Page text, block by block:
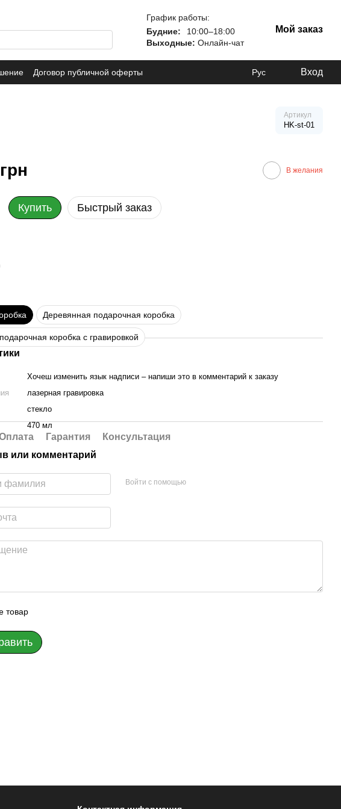
График работы:
Будние:
10:00–18:00
Выходные: Онлайн-чат
Мой заказ
Договор публичной оферты Рус Вход
Артикул
HK-st-01
В желания
Купить Быстрый заказ
Деревянная подарочная коробка
коробка с гравировкой
Хочеш изменить язык надписи – напиши это в комментарий к заказу
лазерная гравировка
стекло
470 мл
Гарантия
Консультация
или комментарий
Войти с помощью
товар